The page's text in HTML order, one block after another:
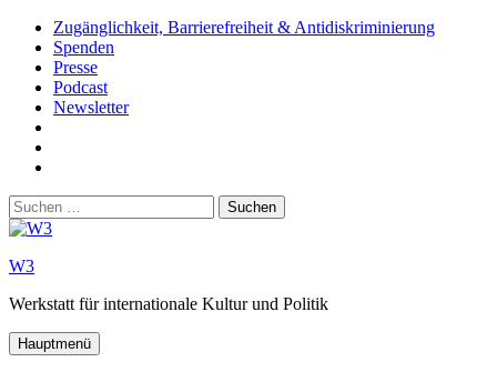
Zum
Inhalt
springen
Zugänglichkeit, Barrierefreiheit & Antidiskriminierung
Spenden
Presse
Podcast
Newsletter
Youtube
Suchen
nach:
W3
Werkstatt für internationale Kultur und Politik
Hauptmenü